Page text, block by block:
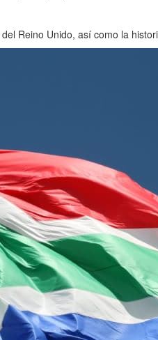
Reino Unido, así como la